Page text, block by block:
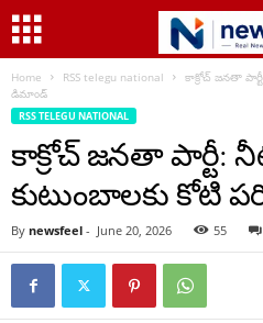
Home RSS telegu national
కాక్రోచ్ జ‌న‌తా
డిమాండ్
RSS TELEGU NATIONAL
కాక్రోచ్ జ‌న‌తా పార్టీ:
కుటుంబాలకు కోటి
By newsfeel - June 20, 2026 55